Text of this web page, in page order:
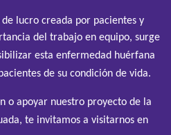
lucro creada por pacientes y
del trabajo en equipo, surge
esta enfermedad huérfana
de su condición de vida.
o apoyar nuestro proyecto de la
te invitamos a visitarnos en